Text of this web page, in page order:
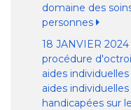
domaine des
personnes
18 JANVIER
procédure
aides
aides
handicapées sur